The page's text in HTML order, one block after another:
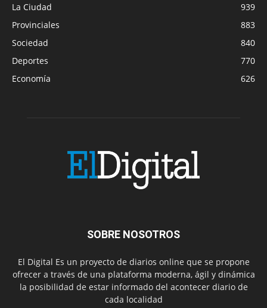
La Ciudad
939
Provinciales
883
Sociedad
840
Deportes
770
Economía
626
SOBRE NOSOTROS
El Digital Es un proyecto de diarios online que se propone
ofrecer a través de una plataforma moderna, ágil y dinámica
la posibilidad de estar informado del acontecer diario de
cada localidad